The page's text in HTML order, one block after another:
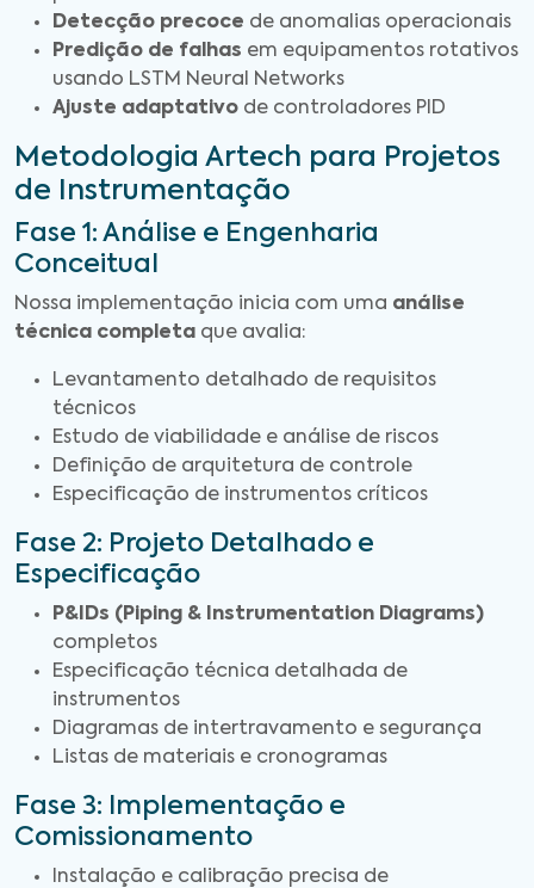
Detecção precoce de anomalias operacionais
Predição de falhas em equipamentos rotativos
usando LSTM Neural Networks
Ajuste adaptativo de controladores PID
Metodologia Artech para Projetos
de Instrumentação
Fase 1: Análise e Engenharia
Conceitual
Nossa implementação inicia com uma análise
técnica completa que avalia:
Levantamento detalhado de requisitos
técnicos
Estudo de viabilidade e análise de riscos
Definição de arquitetura de controle
Especificação de instrumentos críticos
Fase 2: Projeto Detalhado e
Especificação
P&IDs (Piping & Instrumentation Diagrams)
completos
Especificação técnica detalhada de
instrumentos
Diagramas de intertravamento e segurança
Listas de materiais e cronogramas
Fase 3: Implementação e
Comissionamento
Instalação e calibração precisa de